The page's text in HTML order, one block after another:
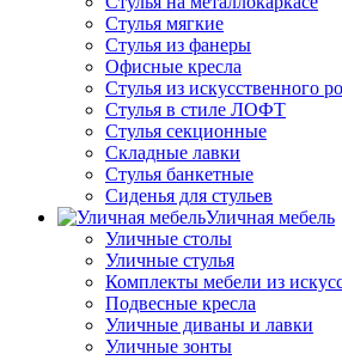
Стулья мягкие
Стулья из фанеры
Офисные кресла
Стулья из искусственного
Стулья в стиле ЛОФТ
Стулья секционные
Складные лавки
Стулья банкетные
Сиденья для стульев
Уличная мебель
Уличные столы
Уличные стулья
Комплекты мебели из
Подвесные кресла
Уличные диваны и лавки
Уличные зонты